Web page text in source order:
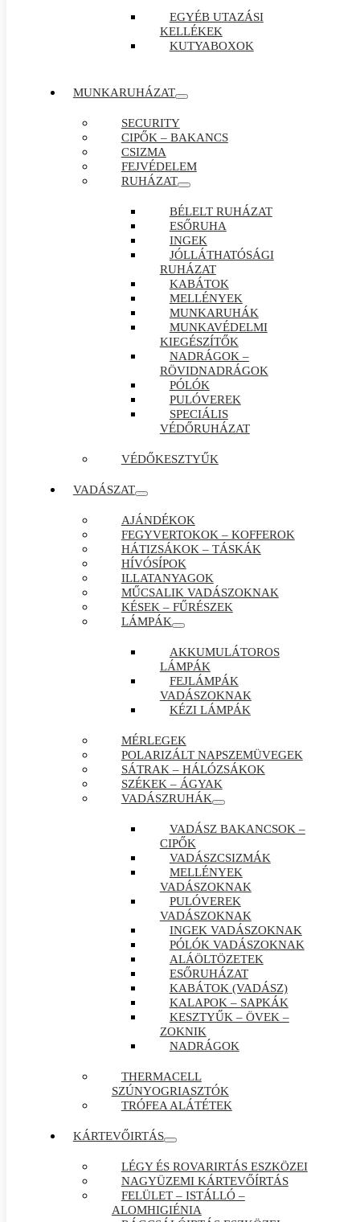
EGYÉB UTAZÁSI
KELLÉKEK
KUTYABOXOK
MUNKARUHÁZAT
SECURITY
CIPŐK – BAKANCS
CSIZMA
FEJVÉDELEM
RUHÁZAT
BÉLELT RUHÁZAT
ESŐRUHA
INGEK
JÓLLÁTHATÓSÁGI
RUHÁZAT
KABÁTOK
MELLÉNYEK
MUNKARUHÁK
MUNKAVÉDELMI
KIEGÉSZÍTŐK
NADRÁGOK –
RÖVIDNADRÁGOK
PÓLÓK
PULÓVEREK
SPECIÁLIS
VÉDŐRUHÁZAT
VÉDŐKESZTYŰK
VADÁSZAT
AJÁNDÉKOK
FEGYVERTOKOK – KOFFEROK
HÁTIZSÁKOK – TÁSKÁK
HÍVÓSÍPOK
ILLATANYAGOK
MŰCSALIK VADÁSZOKNAK
KÉSEK – FŰRÉSZEK
LÁMPÁK
AKKUMULÁTOROS
LÁMPÁK
FEJLÁMPÁK
VADÁSZOKNAK
KÉZI LÁMPÁK
MÉRLEGEK
POLARIZÁLT NAPSZEMÜVEGEK
SÁTRAK – HÁLÓZSÁKOK
SZÉKEK – ÁGYAK
VADÁSZRUHÁK
VADÁSZ BAKANCSOK –
CIPŐK
VADÁSZCSIZMÁK
MELLÉNYEK
VADÁSZOKNAK
PULÓVEREK
VADÁSZOKNAK
INGEK VADÁSZOKNAK
PÓLÓK VADÁSZOKNAK
ALÁÖLTÖZETEK
ESŐRUHÁZAT
KABÁTOK (VADÁSZ)
KALAPOK – SAPKÁK
KESZTYŰK – ÖVEK –
ZOKNIK
NADRÁGOK
THERMACELL
SZÚNYOGRIASZTÓK
TRÓFEA ALÁTÉTEK
KÁRTEVŐIRTÁS
LÉGY ÉS ROVARIRTÁS ESZKÖZEI
NAGYÜZEMI KÁRTEVŐÍRTÁS
FELÜLET – ISTÁLLÓ –
ALOMHIGIÉNIA